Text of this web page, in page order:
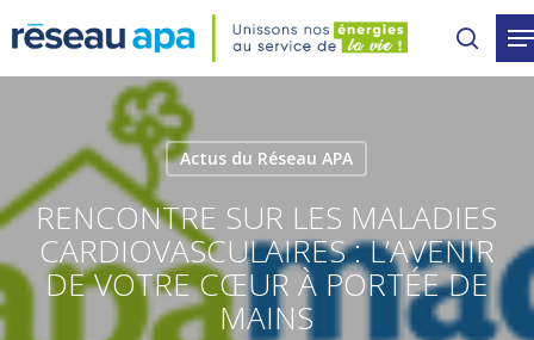
to
main
Actus du Réseau APA
RENCONTRE SUR LES MALADIES
CARDIOVASCULAIRES : L’AVENIR
DE VOTRE CŒUR À PORTÉE DE
MAINS